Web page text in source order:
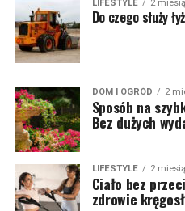
LIFESTYLE 2
Do czego służy
DOM I OGRÓD 2
Sposób na
Bez dużych
LIFESTYLE 2
Ciało bez
zdrowie